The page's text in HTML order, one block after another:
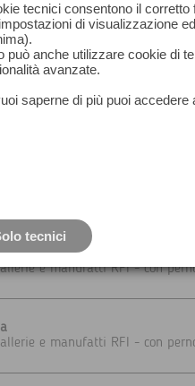
acciaio con attacco a vite,
acciaio con attacco a piolo,
e manufatti RFI - con
e manufatti RFI - con
tecnici consentono il
di visualizzazione
può anche utilizzare cookie di
avanzate.
saperne di più puoi accedere
tecnici